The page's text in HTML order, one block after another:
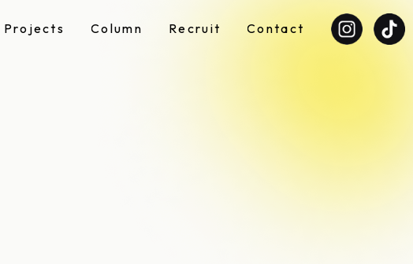
Pro jects Co lumn Recruit Co ntact